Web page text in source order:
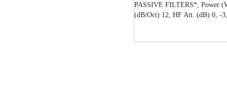
PASSIVE FILTERS*, Power
(dB/Oct) 12, HF Att. (dB) 0, -